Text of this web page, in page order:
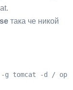
така че никой
tomcat -d / opt